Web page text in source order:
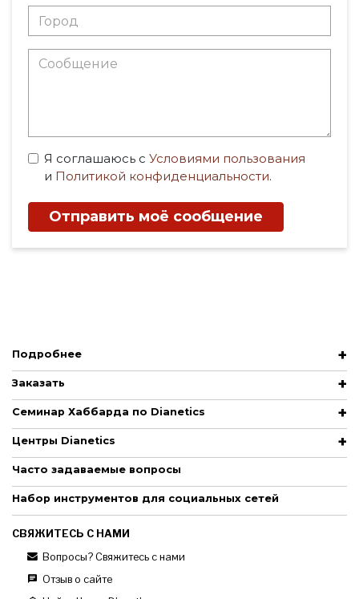
Я соглашаюсь с Условиями пользования
и Политикой конфиденциальности.
Отправить моё сообщение
Подробнее
Заказать
Семинар Хаббарда по Dianetics
Центры Dianetics
Часто задаваемые вопросы
Набор инструментов для социальных сетей
СВЯЖИТЕСЬ С НАМИ
Вопросы? Свяжитесь с нами
Отзыв о сайте